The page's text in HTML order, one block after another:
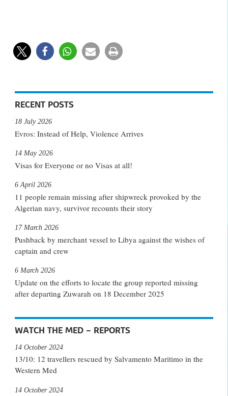
RECENT POSTS
Evros: Instead of Help, Violence Arrives
18 July 2026
Visas for Everyone or no Visas at all!
14 May 2026
11 people remain missing after shipwreck provoked by the
Algerian navy, survivor recounts their story
6 April 2026
Pushback by merchant vessel to Libya against the wishes of
captain and crew
17 March 2026
Update on the efforts to locate the group reported missing
after departing Zuwarah on 18 December 2025
6 March 2026
WATCH THE MED – REPORTS
13/10: 12 travellers rescued by Salvamento Maritimo in the
Western Med
14 October 2024
14 October 2024